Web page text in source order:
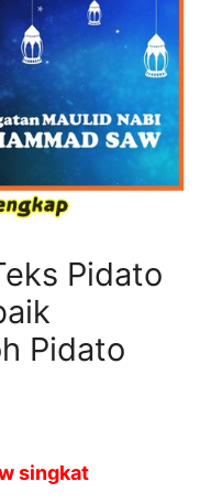
Pidato
Pidato
singkat